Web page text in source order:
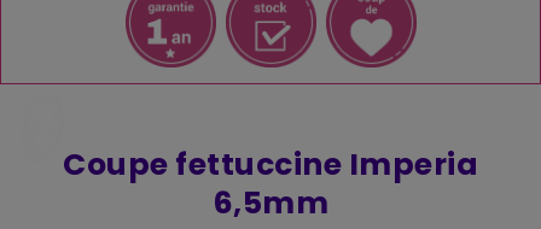
Coupe fettuccine Imperia
6,5mm